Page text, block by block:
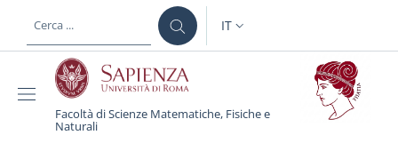
al contenuto principale
SELETTORE LINGUA:
IT
Facoltà di Scienze Matematiche, Fisiche e
Naturali